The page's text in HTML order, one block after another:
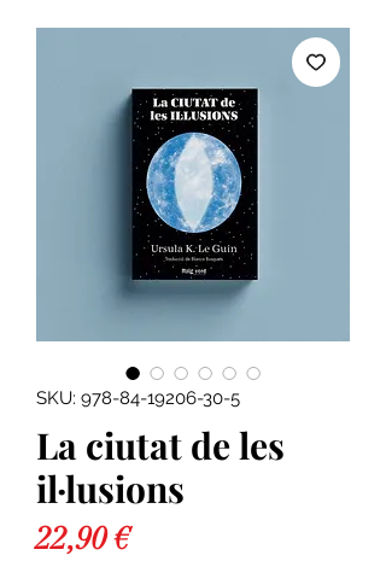
SKU: 978-84-19206-30-5
La ciutat de les
il·lusions
22,90 €Price